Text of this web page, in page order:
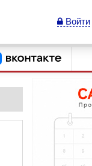
Войти